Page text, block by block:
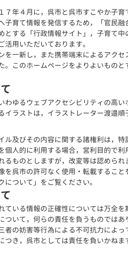
７年４月に，呉市と呉市すこやか子
子育て情報を発信するため，「官民融
とする「行政情報サイト」，子育て
用いただいております。
を一新し，また携帯端末によるアク
。このホームページをよりよいもの
わゆるウェブアクセシビリティの高
イラストは，イラストレーター渡邉順
ル及びその内容に関する諸権利は，
個人的に利用する場合，営利目的で
ものとしますが，改変等は認められ
を呉市の許可なく使用・転載すること
について 」をご覧ください。
ている情報の正確性については万全
ついて，何らの責任を負うものでは
者の妨害等行為による不可抗力によ
つき，呉市としては責任を負いかねま